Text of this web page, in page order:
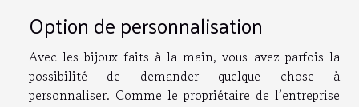
Option de personnalisation
Avec les bijoux faits à la main, vous avez parfois la
possibilité de demander quelque chose à
personnaliser. Comme le propriétaire de l’entreprise